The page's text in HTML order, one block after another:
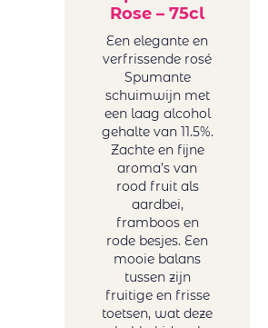
Rose – 75cl
Een elegante en
verfrissende rosé
Spumante
schuimwijn met
een laag alcohol
gehalte van 11.5%.
Zachte en fijne
aroma’s van
rood fruit als
aardbei,
framboos en
rode besjes. Een
mooie balans
tussen zijn
fruitige en frisse
toetsen, wat deze